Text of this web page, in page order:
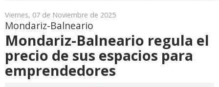
Viernes, 07 de Noviembre de 2025
Mondariz-Balneario
Mondariz-Balneario regula el
precio de sus espacios para
emprendedores